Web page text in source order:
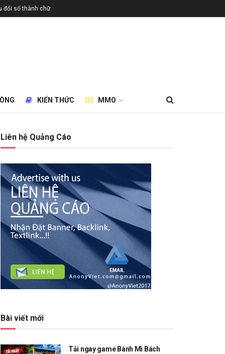
đổi số thành chữ
KIẾN THỨC MMO
Liên hệ Quảng Cáo
Bài viết mới
Tải ngay game Bánh Mì Bách